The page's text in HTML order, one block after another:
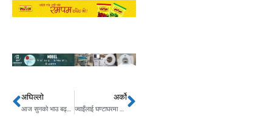
Prev
अघिल्लो अर्कोNext